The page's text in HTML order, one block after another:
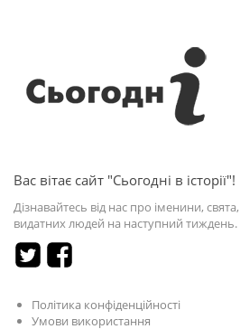
Вас вітає сайт "Сьогодні в історії"!
Дізнавайтесь від нас про іменини,
видатних людей на наступний тиждень.
Політика конфіденційності
Умови використання